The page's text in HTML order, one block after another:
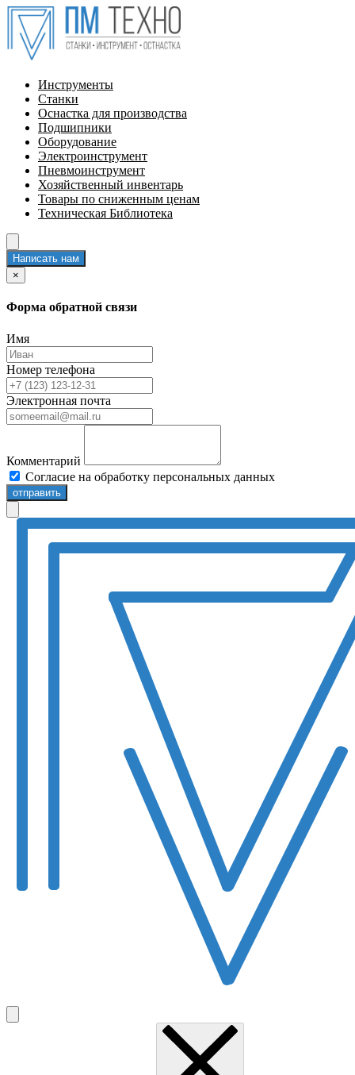
Инструменты
Станки
Оснастка для производства
Подшипники
Оборудование
Электроинструмент
Пневмоинструмент
Хозяйственный инвентарь
Товары по сниженным ценам
Техническая Библиотека
Написать нам
×
Форма обратной связи
Имя
Номер телефона
Электронная почта
Комментарий
Согласие на обработку персональных данных
отправить